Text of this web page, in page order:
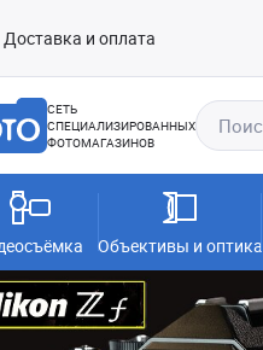
Доставка и оплата
СЕТЬ
СПЕЦИАЛИЗИРОВАННЫХ
ФОТОМАГАЗИНОВ
Объективы и оптика